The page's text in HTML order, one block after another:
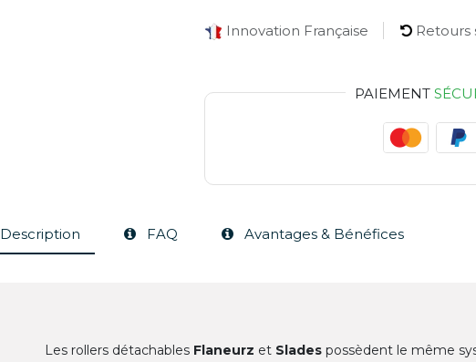
Innovation Française Retours
PAIEMENT
Description FAQ Avantages & Bénéfices
Les rollers détachables Flaneurz et Slades possèdent le même